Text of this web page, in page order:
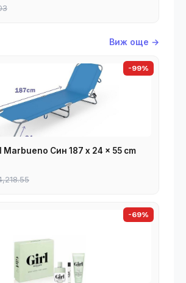
Виж още →
-99%
Marbueno Син 187 x 24 x 55 cm
-69%